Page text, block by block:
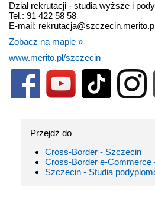
Dział rekrutacji - studia wyższe i
Tel.: 91 422 58 58
E-mail:
Zobacz na mapie »
www.merito.pl/szczecin
Przejdź do
Cross-Border - Szczecin
Cross-Border e-Commerce
Szczecin - Studia